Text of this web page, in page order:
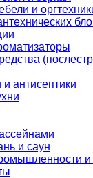
и
антисептики
и саун
и